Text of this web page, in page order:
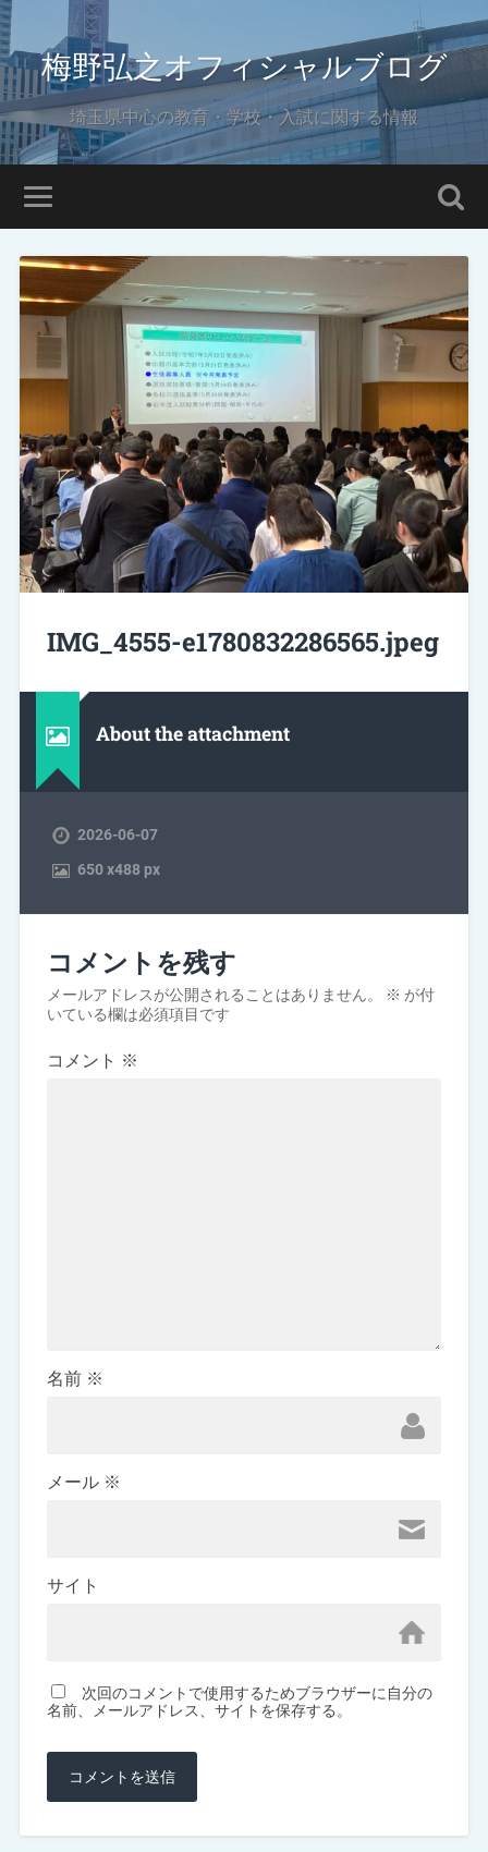
梅野弘之オフィシャルブログ
埼玉県中心の教育・学校・入試に関する情報
IMG_4555-e1780832286565.jpeg
About the attachment
2026-06-07
650x488 px
コメントを残す
メールアドレスが公開されることはありません。 ※ が付
いている欄は必須項目です
コメント ※
名前 ※
メール ※
サイト
次回のコメントで使用するためブラウザーに自分の
名前、メールアドレス、サイトを保存する。